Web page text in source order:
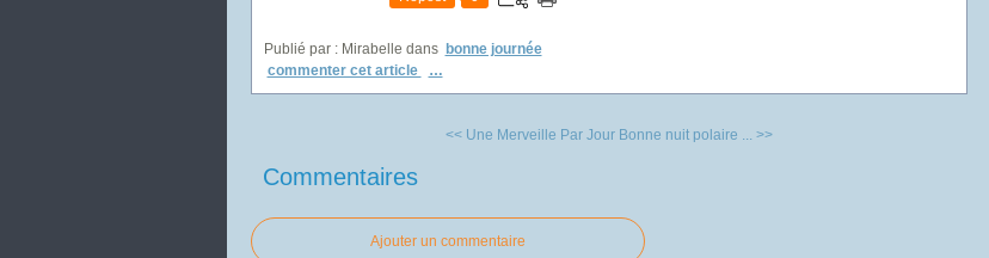
Publié par : Mirabelle dans bonne journée
commenter cet article
…
<< Une Merveille Par Jour Bonne nuit polaire ... >>
Commentaires
Ajouter un commentaire